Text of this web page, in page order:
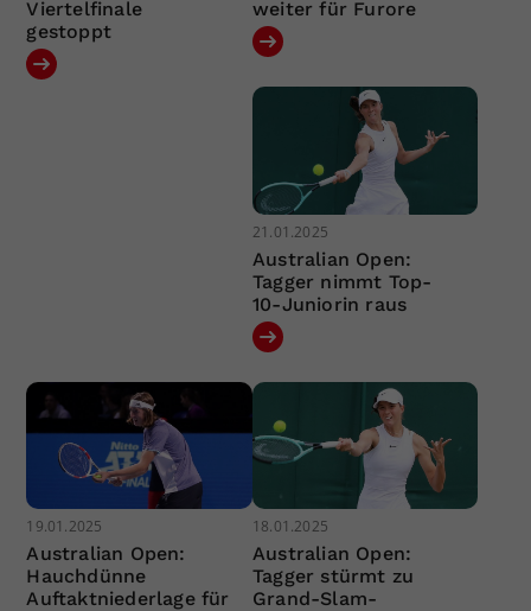
Viertelfinale
gestoppt
weiter für Furore
21.01.2025
Australian Open:
Tagger nimmt Top-
10-Juniorin raus
19.01.2025
Australian Open:
Hauchdünne
Auftaktniederlage für
18.01.2025
Australian Open:
Tagger stürmt zu
Grand-Slam-